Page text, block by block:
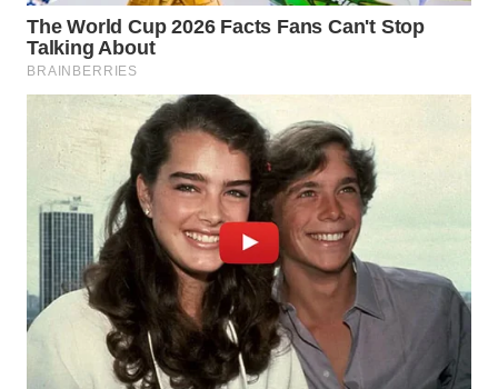
TANI
WAHANA
ADVOKAT
WAHANA
INFRASTRUKTUR
WAHANA
KONSUMEN
WAHANA